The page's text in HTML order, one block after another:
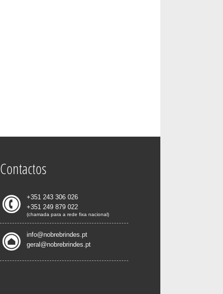
Contactos
+351 243 306 026
+351 249 879 022
(chamada para a rede fixa nacional)
info@nobrebrindes.pt
geral@nobrebrindes.pt